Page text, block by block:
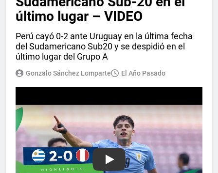
último lugar – VIDEO
Perú cayó 0-2 ante Uruguay en la última fecha
del Sudamericano Sub20 y se despidió en el
último lugar del Grupo A
Gonzalo Sánchez Lomparte El Año Pasado
Play